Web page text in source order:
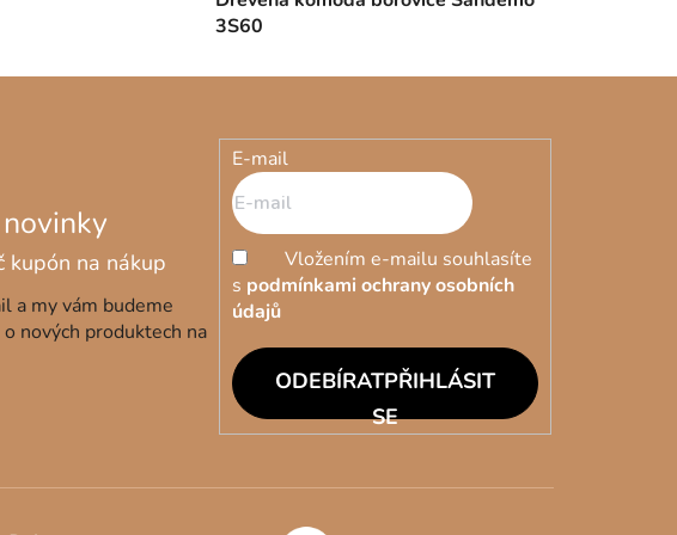
3S60
a my vám budeme
nových produktech na
E-mail
Vložením e-mailu souhlasíte
s podmínkami ochrany osobních
údajů
PŘIHLÁSIT
SE